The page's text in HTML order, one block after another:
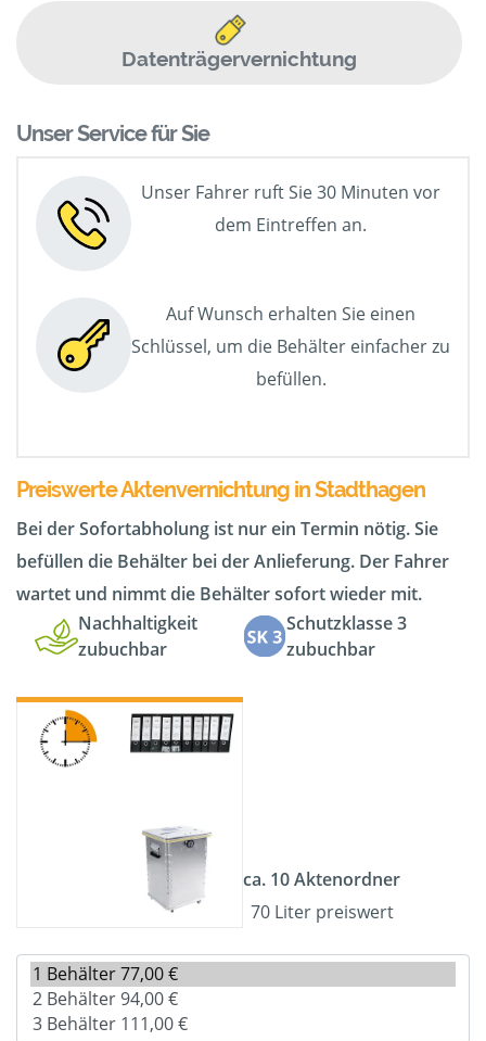
Datenträgervernichtung
Unser Service für Sie
Unser Fahrer ruft Sie 30 Minuten vor
dem Eintreffen an.
Auf Wunsch erhalten Sie einen
Schlüssel, um die Behälter einfacher zu
befüllen.
Preiswerte Aktenvernichtung in Stadthagen
Bei der Sofortabholung ist nur ein Termin nötig. Sie
befüllen die Behälter bei der Anlieferung. Der Fahrer
wartet und nimmt die Behälter sofort wieder mit.
Nachhaltigkeit
zubuchbar
Schutzklasse 3
zubuchbar
ca. 10 Aktenordner
70 Liter preiswert